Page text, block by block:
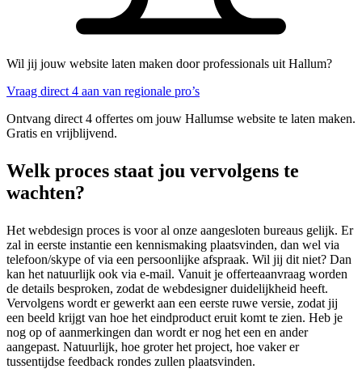
Wil jij jouw website laten maken door professionals uit Hallum?
Vraag direct 4 aan van regionale pro’s
Ontvang direct 4 offertes om jouw Hallumse website te laten maken.
Gratis en vrijblijvend.
Welk proces staat jou vervolgens te
wachten?
Het webdesign proces is voor al onze aangesloten bureaus gelijk. Er
zal in eerste instantie een kennismaking plaatsvinden, dan wel via
telefoon/skype of via een persoonlijke afspraak. Wil jij dit niet? Dan
kan het natuurlijk ook via e-mail. Vanuit je offerteaanvraag worden
de details besproken, zodat de webdesigner duidelijkheid heeft.
Vervolgens wordt er gewerkt aan een eerste ruwe versie, zodat jij
een beeld krijgt van hoe het eindproduct eruit komt te zien. Heb je
nog op of aanmerkingen dan wordt er nog het een en ander
aangepast. Natuurlijk, hoe groter het project, hoe vaker er
tussentijdse feedback rondes zullen plaatsvinden.